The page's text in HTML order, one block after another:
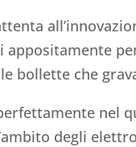
appositamente
bollette che
nel
degli